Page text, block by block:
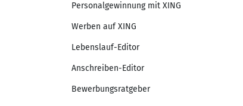
Personalgewinnung mit XING
Werben auf XING
Lebenslauf-Editor
Anschreiben-Editor
Bewerbungsratgeber